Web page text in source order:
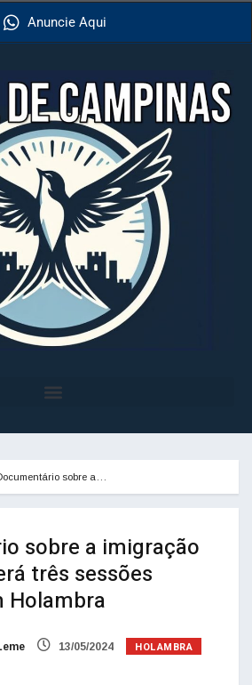
Anuncie Aqui
sobre a…
sobre a imigração
três sessões
Holambra
13/05/2024 HOLAMBRA